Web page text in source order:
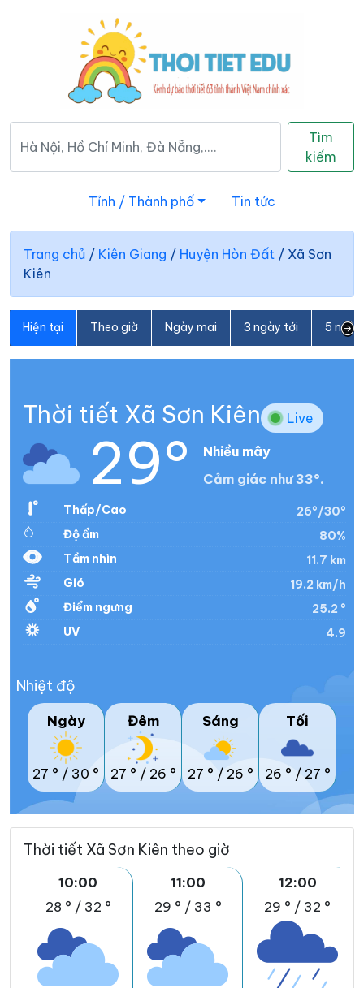
Tìm
kiếm
Tỉnh / Thành phố Tin tức
Trang chủ / Kiên Giang / Huyện Hòn Đất / Xã Sơn
Kiên
Hiện tại Theo giờ Ngày mai 3 ngày tới 5
Thời tiết Xã Sơn Kiên Live
29°
Nhiều mây
Cảm giác như 33°.
Thấp/Cao
26°/30°
Độ ẩm
80%
Tầm nhìn
11.7 km
Gió
19.2 km/h
Điểm ngưng
25.2 °
UV
4.9
Nhiệt độ
Ngày
27 ° / 30 °
Đêm
27 ° / 26 °
Sáng
27 ° / 26 °
Tối
26 ° / 27 °
Thời tiết Xã Sơn Kiên theo giờ
10:00
28 ° / 32 °
11:00
29 ° / 33 °
12:00
29 ° / 32 °